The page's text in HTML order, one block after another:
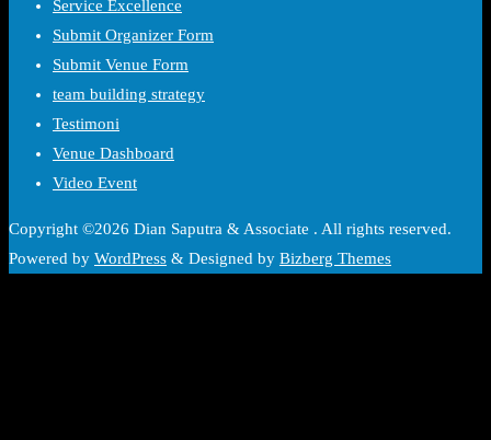
Service Excellence
Submit Organizer Form
Submit Venue Form
team building strategy
Testimoni
Venue Dashboard
Video Event
Copyright ©2026 Dian Saputra & Associate . All rights reserved.
Powered by WordPress & Designed by Bizberg Themes